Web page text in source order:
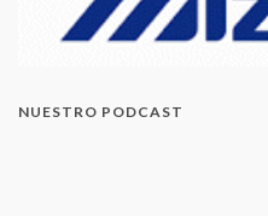
NUESTRO PODCAST